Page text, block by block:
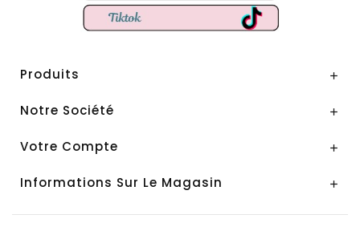
Produits 
Notre Société 
Votre Compte 
Informations Sur Le Magasin 